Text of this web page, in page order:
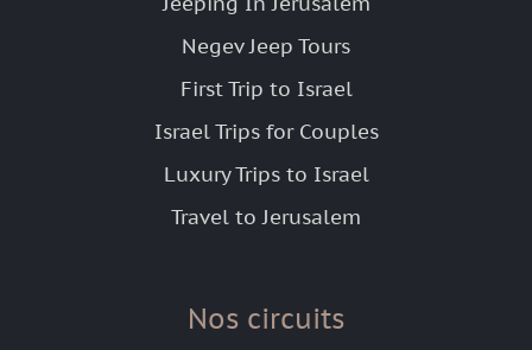
Negev Jeep Tours
First Trip to Israel
Israel Trips for Couples
Luxury Trips to Israel
Travel to Jerusalem
Nos circuits